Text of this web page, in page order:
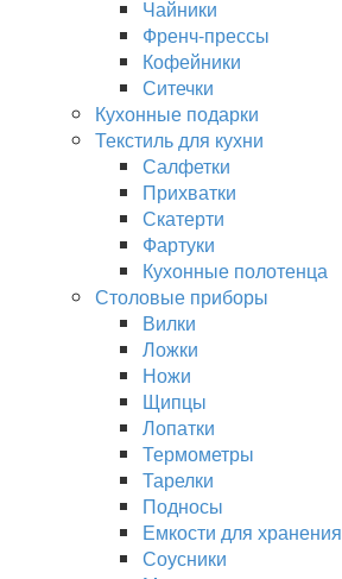
Чайники
Френч-прессы
Кофейники
Ситечки
Кухонные подарки
Текстиль для кухни
Салфетки
Прихватки
Скатерти
Фартуки
Кухонные полотенца
Столовые приборы
Вилки
Ложки
Ножи
Щипцы
Лопатки
Термометры
Тарелки
Подносы
Емкости для хранения
Соусники